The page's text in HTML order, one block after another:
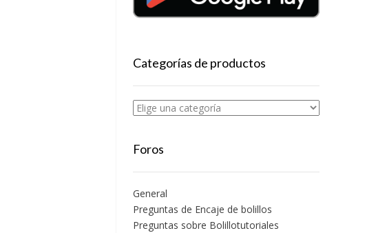
Categorías de productos
Foros
General
Preguntas de Encaje de bolillos
Preguntas sobre Bolillotutoriales